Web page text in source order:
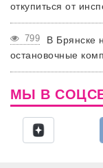
откупиться от
799
В Брянске
остановочные
МЫ В